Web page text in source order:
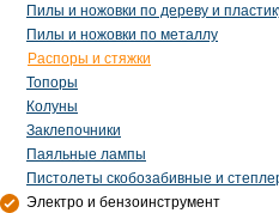
Пилы и ножовки по дереву и
Пилы и ножовки по металлу
Распоры и стяжки
Топоры
Колуны
Заклепочники
Паяльные лампы
Пистолеты скобозабивные и
Электро и бензоинструмент